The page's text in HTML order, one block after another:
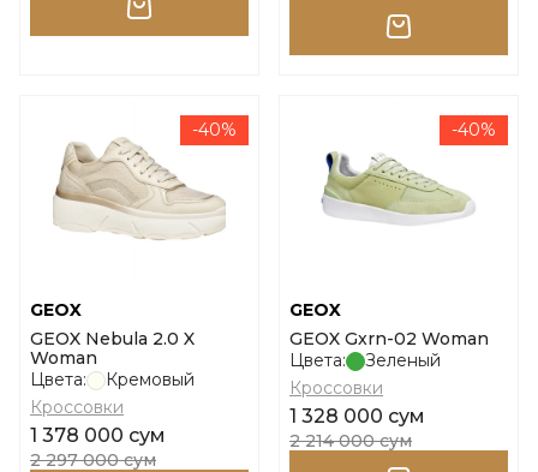
-40%
GEOX
GEOX Nebula 2.0 X
Woman
Цвета:
Кремовый
Кроссовки
1 378 000 сум
2 297 000 сум
-40%
GEOX
GEOX Gxrn-02 Woman
Цвета:
Зеленый
Кроссовки
1 328 000 сум
2 214 000 сум